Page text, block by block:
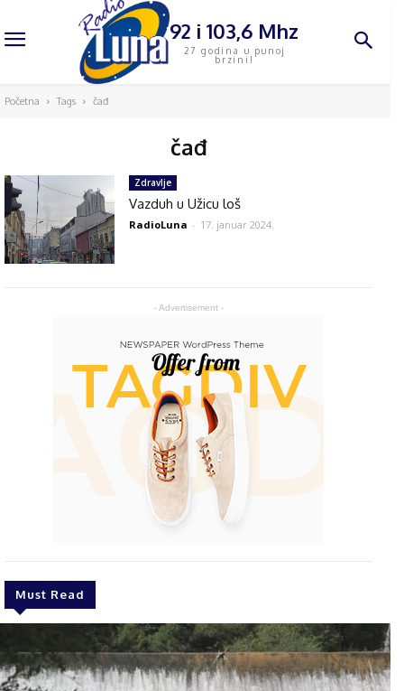
92 i 103,6 Mhz
27 godina u punoj
brzini!
Početna Tags čađ
čađ
- Advertisement -
Must Read
Zdravlje
Vazduh u Užicu loš
RadioLuna - 17. januar 2024.